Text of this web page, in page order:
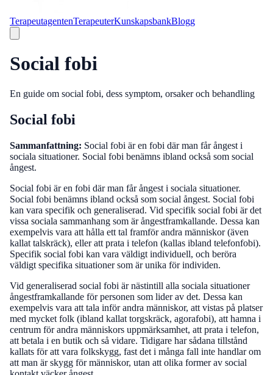
TerapeutagentenTerapeuterKunskapsbankBlogg
Social fobi
En guide om social fobi, dess symptom, orsaker och behandling
Social fobi
Sammanfattning: Social fobi är en fobi där man får ångest i
sociala situationer. Social fobi benämns ibland också som social
ångest.
Social fobi är en fobi där man får ångest i sociala situationer.
Social fobi benämns ibland också som social ångest. Social fobi
kan vara specifik och generaliserad. Vid specifik social fobi är det
vissa sociala sammanhang som är ångestframkallande. Dessa kan
exempelvis vara att hålla ett tal framför andra människor (även
kallat talskräck), eller att prata i telefon (kallas ibland telefonfobi).
Specifik social fobi kan vara väldigt individuell, och beröra
väldigt specifika situationer som är unika för individen.
Vid generaliserad social fobi är nästintill alla sociala situationer
ångestframkallande för personen som lider av det. Dessa kan
exempelvis vara att tala inför andra människor, att vistas på platser
med mycket folk (ibland kallat torgskräck, agorafobi), att hamna i
centrum för andra människors uppmärksamhet, att prata i telefon,
att betala i en butik och så vidare. Tidigare har sådana tillstånd
kallats för att vara folkskygg, fast det i många fall inte handlar om
att man är skygg för människor, utan att olika former av social